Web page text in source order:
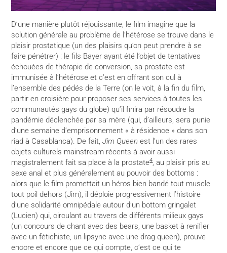
D’une manière plutôt réjouissante, le film imagine que la
solution générale au problème de l’hétérose se trouve dans le
plaisir prostatique (un des plaisirs qu’on peut prendre à se
faire pénétrer) : le fils Bayer ayant été l’objet de tentatives
échouées de thérapie de conversion, sa prostate est
immunisée à l’hétérose et c’est en offrant son cul à
l’ensemble des pédés de la Terre (on le voit, à la fin du film,
partir en croisière pour proposer ses services à toutes les
communautés gays du globe) qu’il finira par résoudre la
pandémie déclenchée par sa mère (qui, d’ailleurs, sera punie
d’une semaine d’emprisonnement « à résidence » dans son
riad à Casablanca). De fait,Jim Queen est l’un des rares
objets culturels mainstream récents à avoir aussi
magistralement fait sa place à la prostate4, au plaisir pris au
sexe anal et plus généralement au pouvoir des bottoms :
alors que le film promettait un héros bien bandé tout muscle
tout poil dehors (Jim), il déploie progressivement l’histoire
d’une solidarité omnipédale autour d’un bottom gringalet
(Lucien) qui, circulant au travers de différents milieux gays
(un concours de chant avec des bears, une basket à renifler
avec un fétichiste, un lipsync avec une drag queen), prouve
encore et encore que ce qui compte, c’est ce qui te